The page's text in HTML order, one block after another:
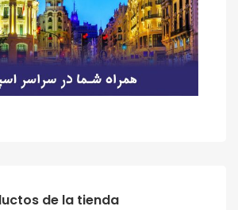
‫‪de‬‬ ‫‪la‬‬ ‫‪tienda‬‬